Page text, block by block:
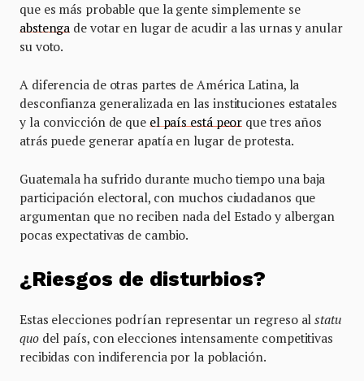
que es más probable que la gente simplemente se
abstenga de votar en lugar de acudir a las urnas y anular
su voto.
A diferencia de otras partes de América Latina, la
desconfianza generalizada en las instituciones estatales
y la convicción de que el país está peor que tres años
atrás puede generar apatía en lugar de protesta.
Guatemala ha sufrido durante mucho tiempo una baja
participación electoral, con muchos ciudadanos que
argumentan que no reciben nada del Estado y albergan
pocas expectativas de cambio.
¿Riesgos de disturbios?
Estas elecciones podrían representar un regreso alstatu
quodel país, con elecciones intensamente competitivas
recibidas con indiferencia por la población.